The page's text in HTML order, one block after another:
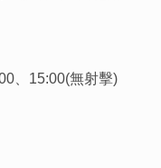
、15:00(無射擊)